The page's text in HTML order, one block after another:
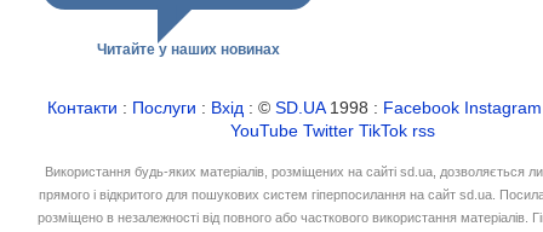
Читайте у наших новинах
Контакти : Послуги : Вхід : ©SD.UA1998 : Facebook Instagram
YouTube Twitter TikTok rss
Використання будь-яких матеріалів, розміщених на сайті sd.ua, дозволяється
прямого і відкритого для пошукових систем гіперпосилання на сайт sd.ua.
розміщено в незалежності від повного або часткового використання матеріалів.